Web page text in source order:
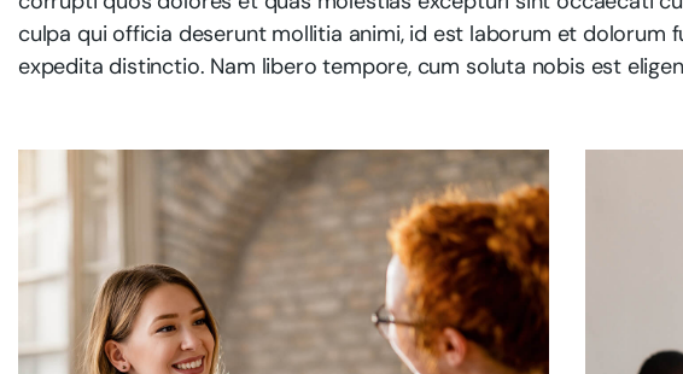
culpa qui officia deserunt mollitia animi, id est laborum et dolorum
expedita distinctio. Nam libero tempore, cum soluta nobis est